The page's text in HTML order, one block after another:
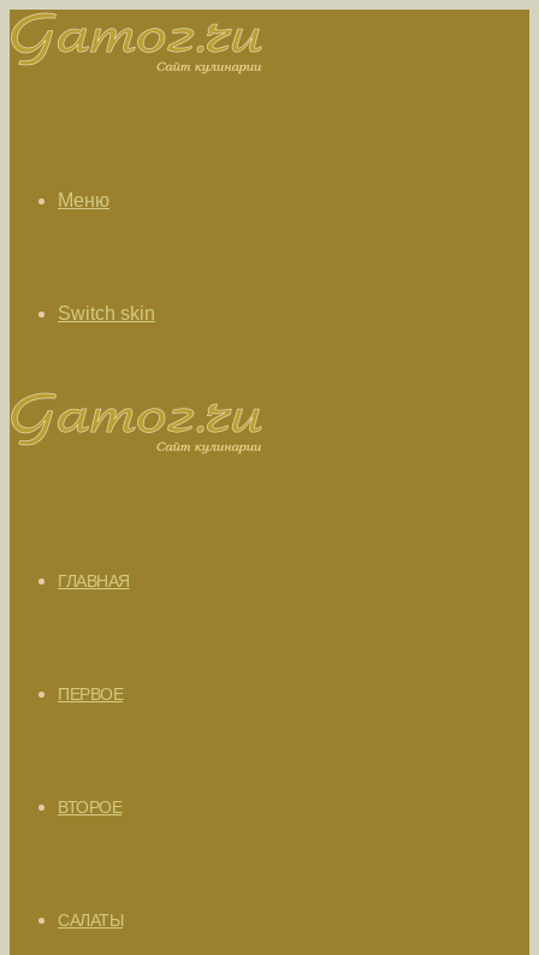
Меню
Switch skin
ГЛАВНАЯ
ПЕРВОЕ
ВТОРОЕ
САЛАТЫ